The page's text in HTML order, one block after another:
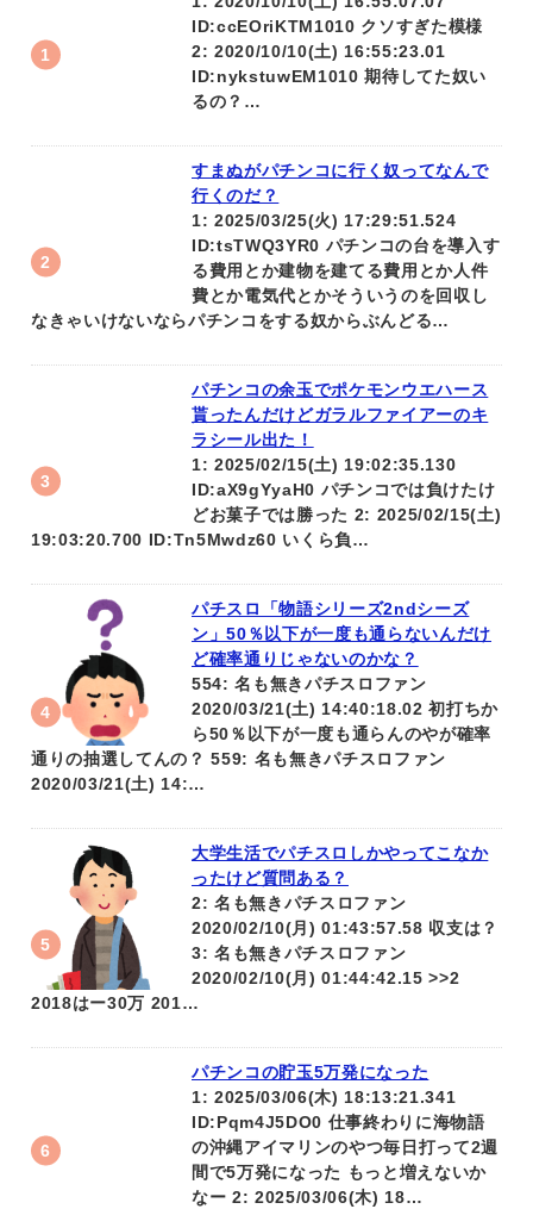
ID:ccEOriKTM1010 クソすぎた模様
2: 2020/10/10(土) 16:55:23.01
ID:nykstuwEM1010 期待してた奴い
るの？…
すまぬがパチンコに行く奴ってなんで
行くのだ？
1: 2025/03/25(火) 17:29:51.524
ID:tsTWQ3YR0 パチンコの台を導入す
る費用とか建物を建てる費用とか人件
費とか電気代とかそういうのを回収し
なきゃいけないならパチンコをする奴からぶんどる…
パチンコの余玉でポケモンウエハース
貰ったんだけどガラルファイアーのキ
ラシール出た！
1: 2025/02/15(土) 19:02:35.130
ID:aX9gYyaH0 パチンコでは負けたけ
どお菓子では勝った 2: 2025/02/15(土)
19:03:20.700 ID:Tn5Mwdz60 いくら負…
パチスロ「物語シリーズ2ndシーズ
ン」50％以下が一度も通らないんだけ
ど確率通りじゃないのかな？
554: 名も無きパチスロファン
2020/03/21(土) 14:40:18.02 初打ちか
ら50％以下が一度も通らんのやが確率
通りの抽選してんの？ 559: 名も無きパチスロファン
2020/03/21(土) 14:…
大学生活でパチスロしかやってこなか
ったけど質問ある？
2: 名も無きパチスロファン
2020/02/10(月) 01:43:57.58 収支は？
3: 名も無きパチスロファン
2020/02/10(月) 01:44:42.15 >>2
2018はー30万 201…
パチンコの貯玉5万発になった
1: 2025/03/06(木) 18:13:21.341
ID:Pqm4J5DO0 仕事終わりに海物語
の沖縄アイマリンのやつ毎日打って2週
間で5万発になった もっと増えないか
なー 2: 2025/03/06(木) 18…